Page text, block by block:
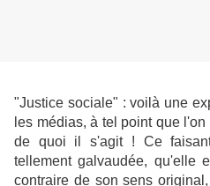
"Justice sociale" : voilà une
les médias, à tel point que
de quoi il s'agit ! Ce
tellement galvaudée, qu'elle
contraire de son sens